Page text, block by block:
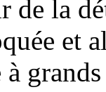
de la
et